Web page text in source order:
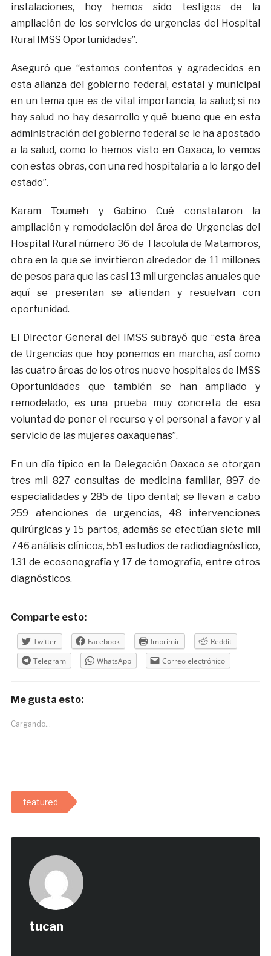
instalaciones, hoy hemos sido testigos de la
ampliación de los servicios de urgencias del Hospital
Rural IMSS Oportunidades”.
Aseguró que “estamos contentos y agradecidos en
esta alianza del gobierno federal, estatal y municipal
en un tema que es de vital importancia, la salud; si no
hay salud no hay desarrollo y qué bueno que en esta
administración del gobierno federal se le ha apostado
a la salud, como lo hemos visto en Oaxaca, lo vemos
con estas obras, con una red hospitalaria a lo largo del
estado”.
Karam Toumeh y Gabino Cué constataron la
ampliación y remodelación del área de Urgencias del
Hospital Rural número 36 de Tlacolula de Matamoros,
obra en la que se invirtieron alrededor de 11 millones
de pesos para que las casi 13 mil urgencias anuales que
aquí se presentan se atiendan y resuelvan con
oportunidad.
El Director General del IMSS subrayó que “esta área
de Urgencias que hoy ponemos en marcha, así como
las cuatro áreas de los otros nueve hospitales de IMSS
Oportunidades que también se han ampliado y
remodelado, es una prueba muy concreta de esa
voluntad de poner el recurso y el personal a favor y al
servicio de las mujeres oaxaqueñas”.
En un día típico en la Delegación Oaxaca se otorgan
tres mil 827 consultas de medicina familiar, 897 de
especialidades y 285 de tipo dental; se llevan a cabo
259 atenciones de urgencias, 48 intervenciones
quirúrgicas y 15 partos, además se efectúan siete mil
746 análisis clínicos, 551 estudios de radiodiagnóstico,
131 de ecosonografía y 17 de tomografía, entre otros
diagnósticos.
Comparte esto:
Twitter Facebook Imprimir
Reddit
Telegram
WhatsApp Correo electrónico
Me gusta esto:
Cargando...
featured
tucan